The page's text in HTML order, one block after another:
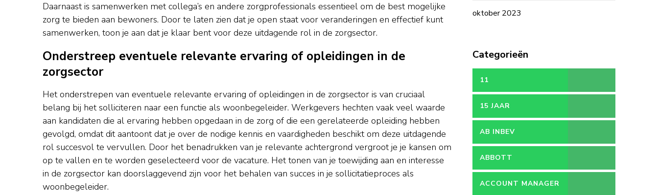
Daarnaast is samenwerken met collega’s en andere zorgprofessionals essentieel om de best mogelijke
zorg te bieden aan bewoners. Door te laten zien dat je open staat voor veranderingen en effectief kunt
samenwerken, toon je aan dat je klaar bent voor deze uitdagende rol in de zorgsector.
Onderstreep eventuele relevante ervaring of opleidingen in de
zorgsector
Het onderstrepen van eventuele relevante ervaring of opleidingen in de zorgsector is van cruciaal
belang bij het solliciteren naar een functie als woonbegeleider. Werkgevers hechten vaak veel waarde
aan kandidaten die al ervaring hebben opgedaan in de zorg of die een gerelateerde opleiding hebben
gevolgd, omdat dit aantoont dat je over de nodige kennis en vaardigheden beschikt om deze uitdagende
rol succesvol te vervullen. Door het benadrukken van je relevante achtergrond vergroot je je kansen om
op te vallen en te worden geselecteerd voor de vacature. Het tonen van je toewijding aan en interesse
in de zorgsector kan doorslaggevend zijn voor het behalen van succes in je sollicitatieproces als
woonbegeleider.
oktober 2023
Categorieën
11
15 JAAR
AB INBEV
ABBOTT
ACCOUNT MANAGER